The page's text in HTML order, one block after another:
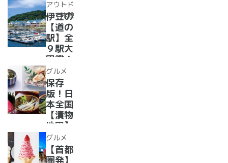
ー28
選
駅??〜
水族館
がある
道の駅
１０
選〜
【全
国】
アウトド
ア・体験
伊豆の
【道の
駅】全
９駅大
図鑑！
2022
年最新
グル
メ・お
土産を
まとめ
てご紹
介！＋
愛犬の
グルメ
保存
版！日
本全国
【漬物
地図】
付き！
道の駅
で「ご
グルメ
【首都
圏発】